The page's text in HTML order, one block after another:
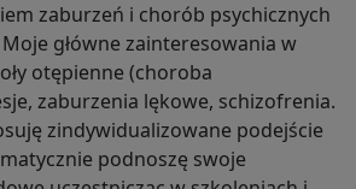
zaburzeń i chorób psychicznych
główne zainteresowania w
otępienne (choroba
zaburzenia lękowe, schizofrenia.
zindywidualizowane podejście
podnoszę swoje